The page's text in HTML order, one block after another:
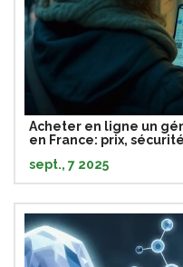
Acheter en ligne un
en France: prix,
sept., 7 2025